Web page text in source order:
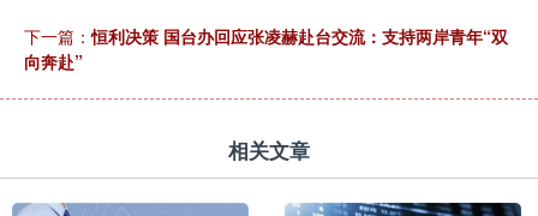
下一篇：恒利决策 国台办回应张凌赫赴台交流：支持两岸青年“双
向奔赴”
相关文章